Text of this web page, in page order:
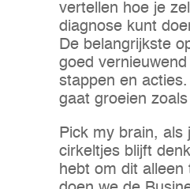
vertellen hoe je
diagnose kunt
De belangrijkste
goed
stappen en
gaat groeien
Pick my brain, als
cirkeltjes blijft
hebt om dit alleen